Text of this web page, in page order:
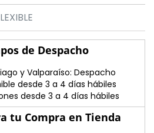
de Despacho
y Valparaíso: Despacho
desde 3 a 4 días hábiles
desde 3 a 4 días hábiles
tu Compra en Tienda